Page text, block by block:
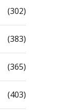
(302)
(383)
(365)
(403)